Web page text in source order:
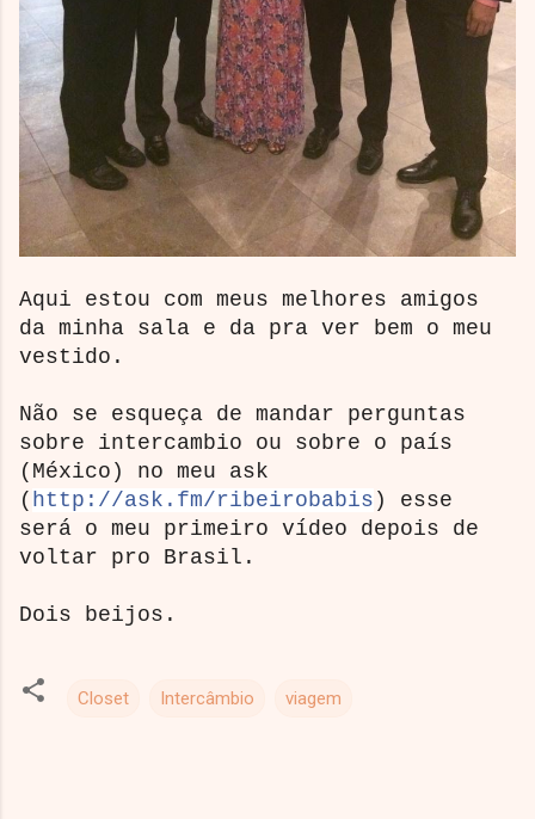
Aqui estou com meus melhores amigos
da minha sala e da pra ver bem o meu
vestido.
Não se esqueça de mandar perguntas
sobre intercambio ou sobre o país
(México) no meu ask
( http://ask.fm/ribeirobabis ) esse
será o meu primeiro vídeo depois de
voltar pro Brasil.
Dois beijos.
Closet Intercâmbio viagem